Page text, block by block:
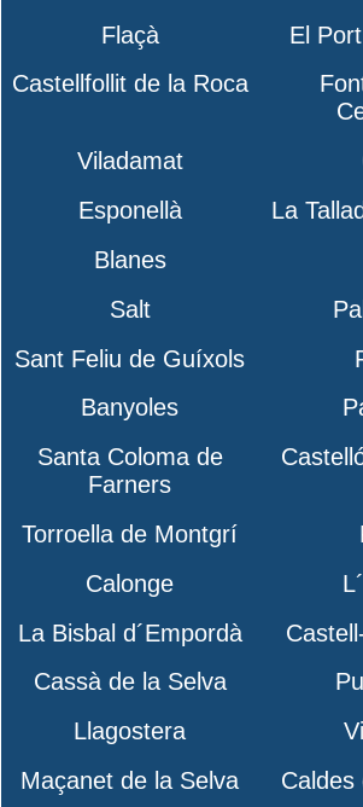
Flaçà
El
Castellfollit de la Roca
Viladamat
Esponellà
La
Blanes
Salt
Sant Feliu de Guíxols
Banyoles
Santa Coloma de
Farners
Torroella de Montgrí
Calonge
La Bisbal d´Empordà
Cassà de la Selva
Llagostera
Maçanet de la Selva
Caldes